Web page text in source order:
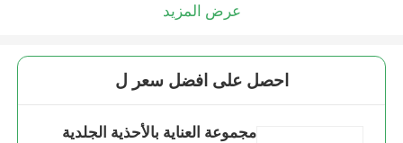
عرض المزيد
احصل على افضل سعر ل
مجموعة العناية بالأحذية الجلدية